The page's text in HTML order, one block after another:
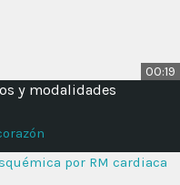
00:19
y modalidades